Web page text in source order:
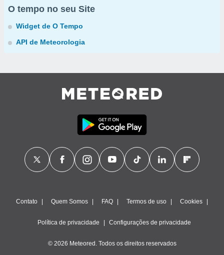
O tempo no seu Site
Widget de O Tempo
API de Meteorologia
Contato Quem Somos FAQ Termos de uso Cookies
Política de privacidade Configurações de privacidade
© 2026 Meteored. Todos os direitos reservados